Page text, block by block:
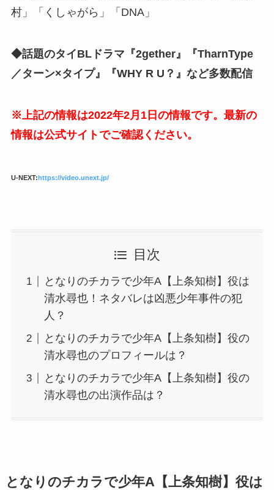
村」「くしゃがら」「DNA」
◆話題のタイBLドラマ『2gether』『TharnType
／ターン×タイプ』『WHY R U？』など多数配信
※上記の情報は2022年2月1日の情報です。最新の
情報は公式サイトでご確認ください。
U-NEXT:https://video.unext.jp/
目次
となりのチカラで少年A【上条知樹】役は
清水尋也！ネタバレは凶悪少年事件の犯
人？
となりのチカラで少年A【上条知樹】役の
清水尋也のプロフィールは？
となりのチカラで少年A【上条知樹】役の
清水尋也の出演作品は？
となりのチカラで少年A【上条知樹】役は